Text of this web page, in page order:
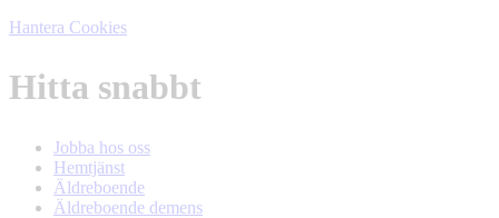
Hantera Cookies
Hitta snabbt
Jobba hos oss
Hemtjänst
Äldreboende
Äldreboende demens